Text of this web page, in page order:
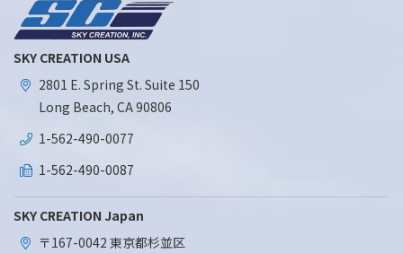
SKY CREATION USA
2801 E. Spring St. Suite 150
Long Beach, CA 90806
1-562-490-0077
1-562-490-0087
SKY CREATION Japan
〒167-0042 東京都杉並区